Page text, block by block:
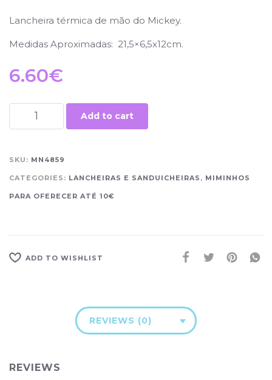
Lancheira térmica de mão do Mickey.
Medidas Aproximadas: 21,5×6,5x12cm.
6.60€
Add to cart
SKU: MN4859
CATEGORIES: LANCHEIRAS E SANDUICHEIRAS , MIMINHOS
PARA OFERECER ATÉ 10€
ADD TO WISHLIST
REVIEWS (0)
REVIEWS